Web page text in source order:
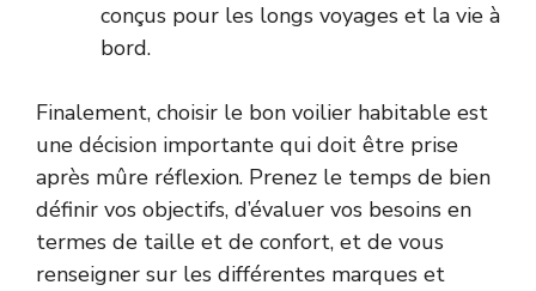
conçus pour les longs voyages et la vie à
bord.
Finalement, choisir le bon voilier habitable est
une décision importante qui doit être prise
après mûre réflexion. Prenez le temps de bien
définir vos objectifs, d’évaluer vos besoins en
termes de taille et de confort, et de vous
renseigner sur les différentes marques et